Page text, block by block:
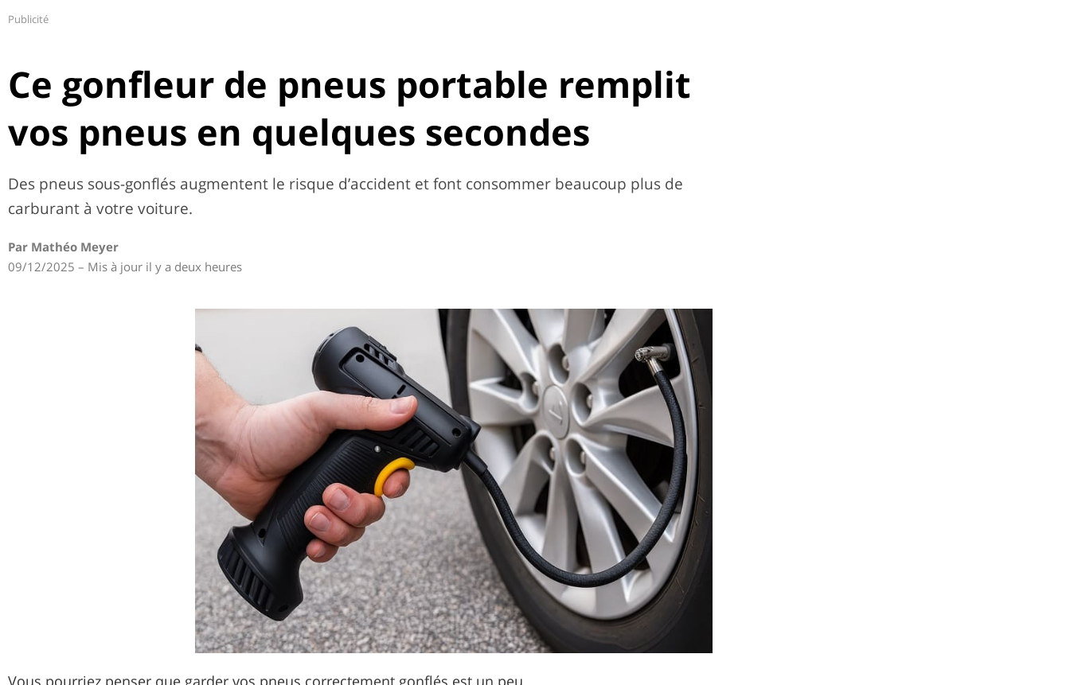
Publicité
Ce gonfleur de pneus portable remplit
vos pneus en quelques secondes
Des pneus sous-gonflés augmentent le risque d’accident et font consommer beaucoup plus de
carburant à votre voiture.
Par Mathéo Meyer
09/12/2025 – Mis à jour il y a deux heures